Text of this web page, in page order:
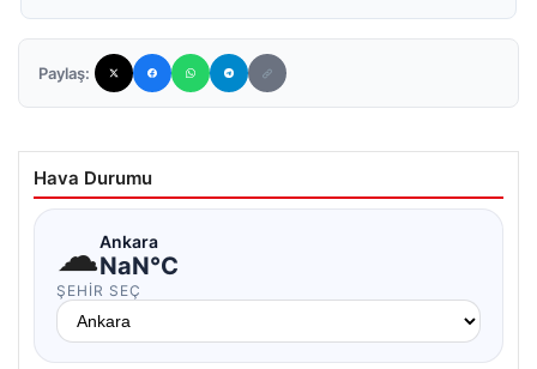
Paylaş:
Hava Durumu
☁Ankara
NaN°C
ŞEHIR SEÇ